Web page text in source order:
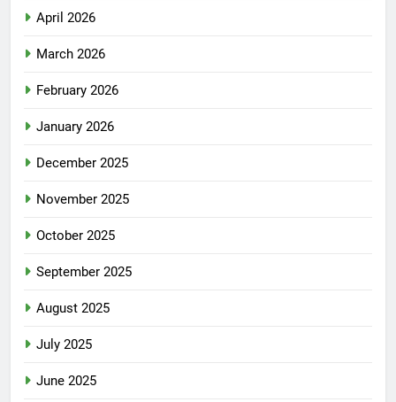
April 2026
March 2026
February 2026
January 2026
December 2025
November 2025
October 2025
September 2025
August 2025
July 2025
June 2025